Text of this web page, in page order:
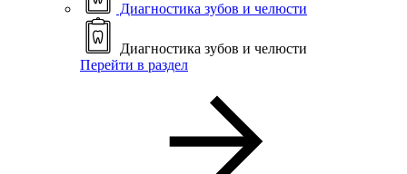
Диагностика зубов и челюсти
Диагностика зубов и челюсти
Перейти в раздел